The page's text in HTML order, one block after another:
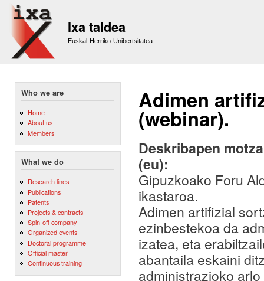
Ixa taldea
Euskal Herriko Unibertsitatea
Who we are
Home
About us
Members
What we do
Research lines
Publications
Patents
Projects & contracts
Spin-off company
Organized events
Doctoral programme
Official master
Continuous training
Adimen
(webinar).
Deskribapen
(eu):
Gipuzkoako Foru
ikastaroa.
Adimen artifizial
ezinbestekoa da
izatea, eta
abantaila eskaini
administrazioko